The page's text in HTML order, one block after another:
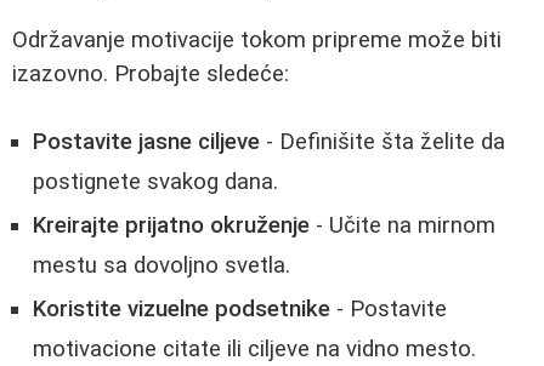
Održavanje motivacije tokom pripreme može biti
izazovno. Probajte sledeće:
Postavite jasne ciljeve - Definišite šta želite da
postignete svakog dana.
Kreirajte prijatno okruženje - Učite na mirnom
mestu sa dovoljno svetla.
Koristite vizuelne podsetnike - Postavite
motivacione citate ili ciljeve na vidno mesto.